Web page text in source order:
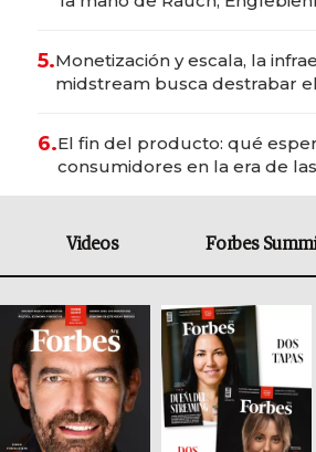
5.Monetización y escala, la
midstream busca destrabar
6.El fin del producto: qué
consumidores en la era de
Videos Forbes